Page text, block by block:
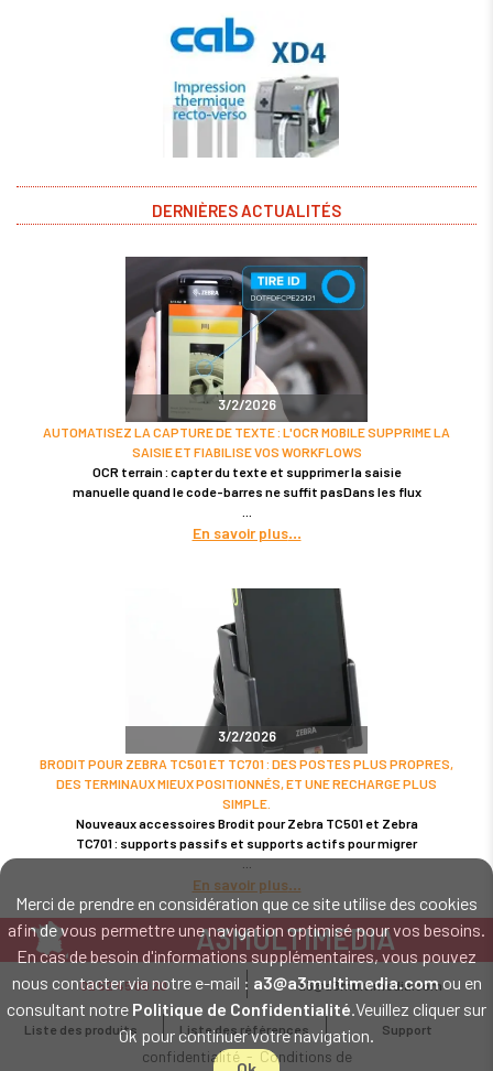
Merci de prendre en considération que ce site utilise des cookies
afin de vous permettre une navigation optimisé pour vos besoins.
En cas de besoin d'informations supplémentaires, vous pouvez
nous contacter via notre e-mail : a3@a3multimedia.comou en
consultant notre Politique de Confidentialité.Veuillez cliquer sur
Ok pour continuer votre navigation.
DERNIÈRES ACTUALITÉS
3/2/2026
AUTOMATISEZ LA CAPTURE DE TEXTE : L'OCR MOBILE SUPPRIME LA
SAISIE ET FIABILISE VOS WORKFLOWS
OCR terrain : capter du texte et supprimer la saisie
manuelle quand le code-barres ne suffit pasDans les flux
En savoir plus
3/2/2026
BRODIT POUR ZEBRA TC501 ET TC701 : DES POSTES PLUS PROPRES,
DES TERMINAUX MIEUX POSITIONNÉS, ET UNE RECHARGE PLUS
SIMPLE.
Nouveaux accessoires Brodit pour Zebra TC501 et Zebra
TC701 : supports passifs et supports actifs pour migrer
En savoir plus
A3MULTIMEDIA
LE SPÉCIALISTE MATÉRIEL ET LOGICIEL CODE BARRE
Intervention sur tout le territoire : Cholet - Nantes - Angers - Rennes - Le
Mans - Bordeaux - Paris - Lille - Brest - Toulouse - Marseille - Poitiers -
Caen - Lyon - Reims - Lorient - Vannes - Quimper - Rouen
02 52 45 00 20 a3@a3multimedia.com
Liste des produits Liste des références Support
Mentions légales-Politique de
confidentialité - Conditions de